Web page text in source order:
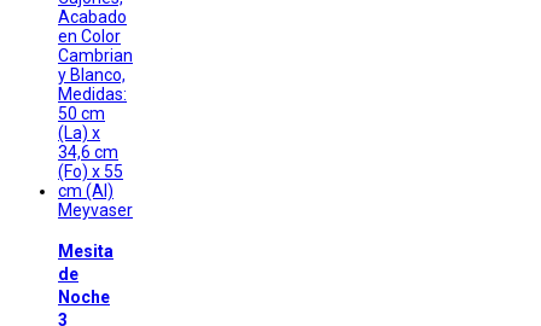
Meyvaser
Mesita
de
Noche
3